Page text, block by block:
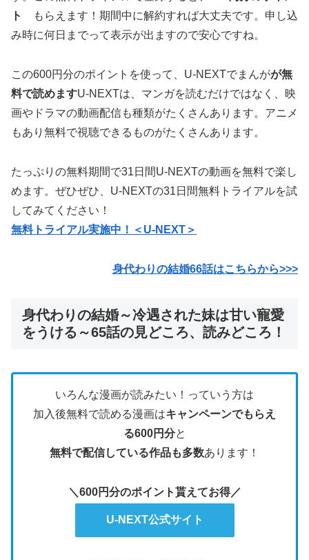
ト
もらえます！期間中に解約すれば大丈夫です。申し込
み時に何日までって表示が出ますので安心ですね。
この600円分のポイントを使って、U-NEXTでまんがが無
料で読めますU-NEXTは、マンガを読むだけではなく、映
画やドラマの動画配信も種類がたくさんあります。アニメ
もあり無料で視聴できるものがたくさんあります。
たっぷりの無料期間で31日間U-NEXTの動画を無料で楽し
めます。ぜひぜひ、U-NEXTの31日間無料トライアルを試
してみてください！
無料トライアル実施中！＜U-NEXT＞
身代わりの結婚66話はこちらから>>>
身代わりの結婚～冷遇された妹は甘い寵愛
をうける～65話の見どころ、読みどころ！
いろんな漫画が読みたい！っていう方は
加入後無料で読める漫画はキャンペーンでもらえ
る600円分と
無料で配信している作品も多数あります！
＼600円分のポイント貰えてお得／
U-NEXT公式サイト